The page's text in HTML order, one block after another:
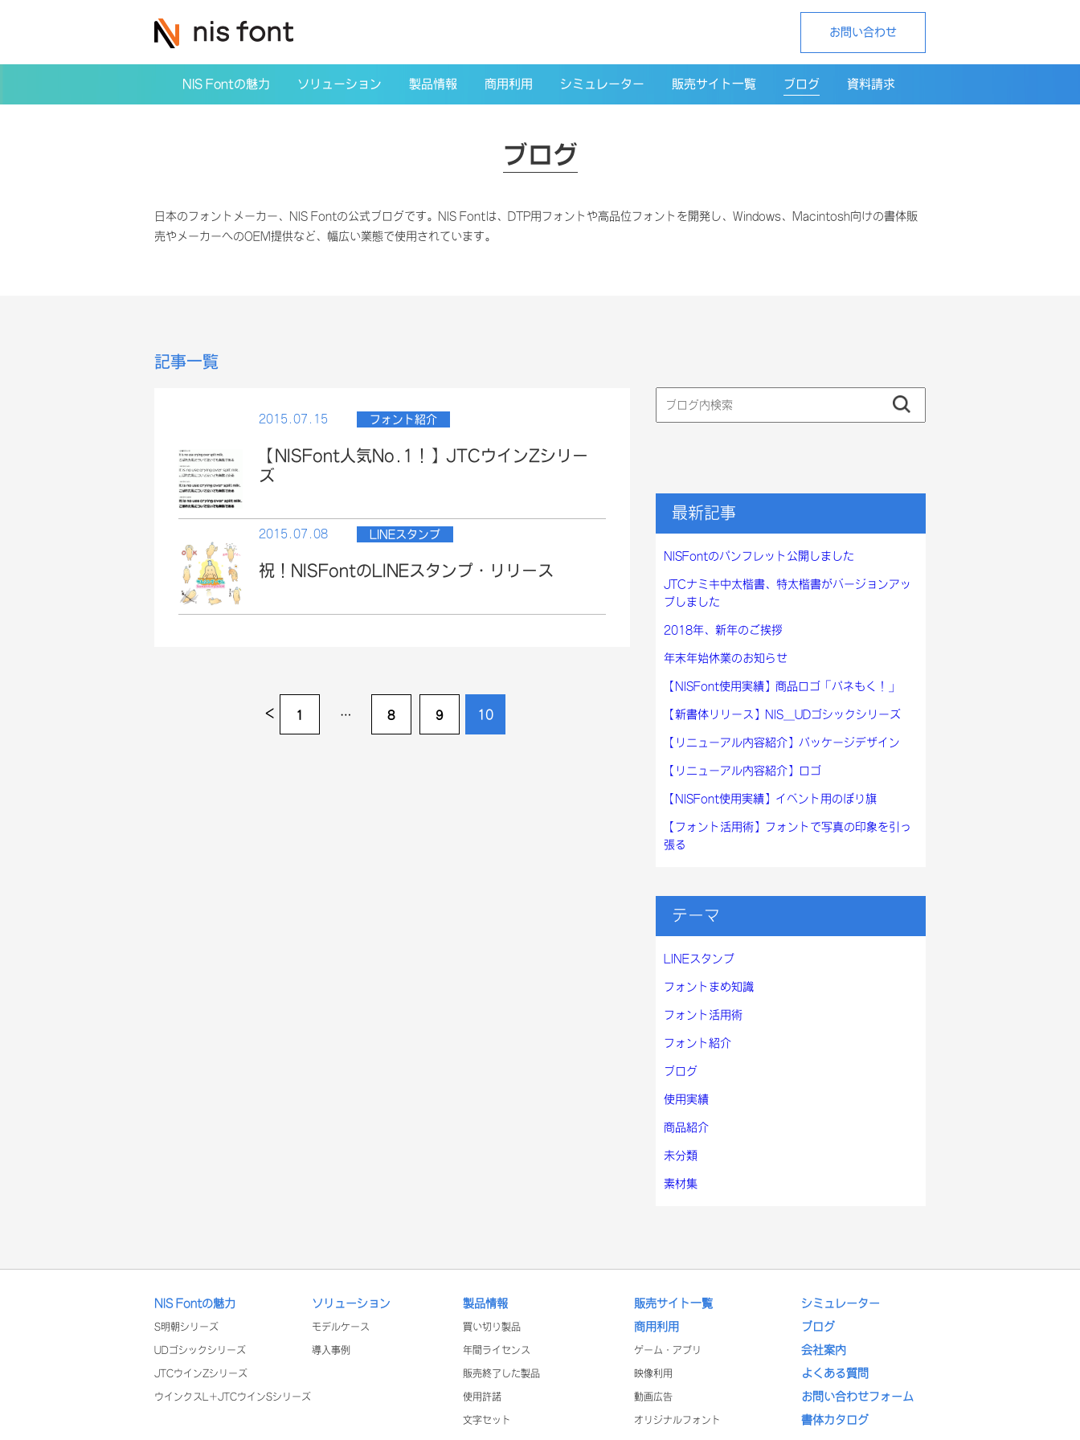
お問い合わせ
NIS Fontの魅力 ソリューション 製品情報 商用利用 シミュレーター 販売サイト一覧 ブログ 資料請求
ブログ
日本のフォントメーカー、NIS Fontの公式ブログです。NIS Fontは、DTP用フォントや高品位フォントを開発し、Windows、Macintosh向けの書体販
売やメーカーへのOEM提供など、幅広い業態で使用されています。
記事一覧
2015.07.15 フォント紹介
【NISFont人気No.1！】JTCウインZシリー
ズ
2015.07.08 LINEスタンプ
祝！NISFontのLINEスタンプ・リリース
< 1 … 8 9 10
最新記事
NISFontのパンフレット公開しました
JTCナミキ中太楷書、特太楷書がバージョンアッ
プしました
2018年、新年のご挨拶
年末年始休業のお知らせ
【NISFont使用実績】商品ロゴ「パネもく！」
【新書体リリース】NIS_UDゴシックシリーズ
【リニューアル内容紹介】パッケージデザイン
【リニューアル内容紹介】ロゴ
【NISFont使用実績】イベント用のぼり旗
【フォント活用術】フォントで写真の印象を引っ
張る
テーマ
LINEスタンプ
フォントまめ知識
フォント活用術
フォント紹介
ブログ
使用実績
商品紹介
未分類
素材集
NIS Fontの魅力
S明朝シリーズ
UDゴシックシリーズ
JTCウインZシリーズ
ウインクスL+JTCウインSシリーズ
ソリューション
モデルケース
導入事例
製品情報
買い切り製品
年間ライセンス
販売終了した製品
使用許諾
文字セット
販売サイト一覧
商用利用
ゲーム・アプリ
映像利用
動画広告
オリジナルフォント
シミュレーター
ブログ
会社案内
よくある質問
お問い合わせフォーム
書体カタログ